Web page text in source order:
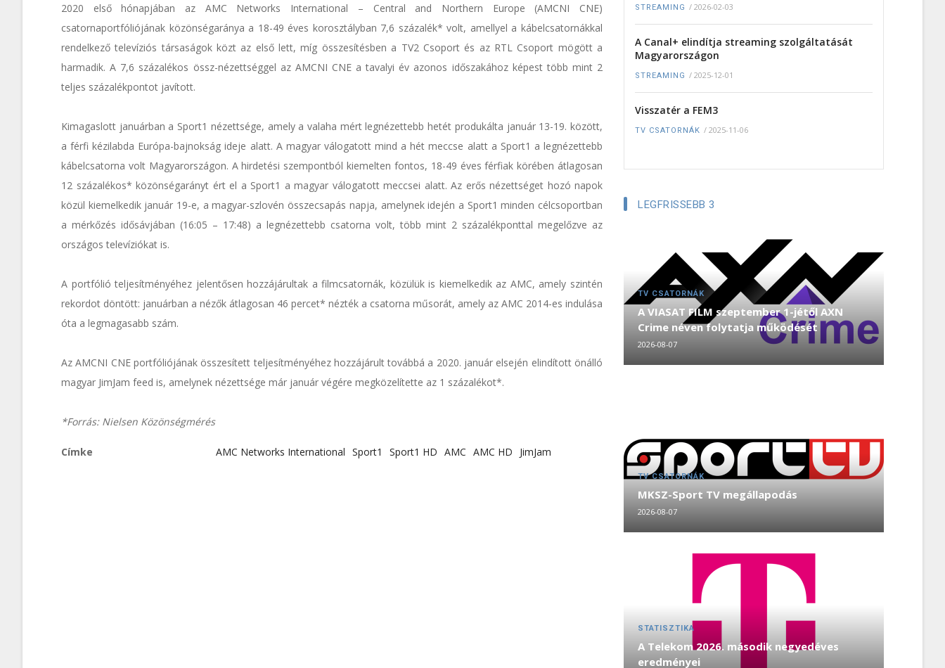
2020 első hónapjában az AMC Networks International – Central and Northern Europe (AMCNI CNE)
csatornaportfóliójának közönségaránya a 18-49 éves korosztályban 7,6 százalék* volt, amellyel a kábelcsatornákkal
rendelkező televíziós társaságok közt az első lett, míg összesítésben a TV2 Csoport és az RTL Csoport mögött a
harmadik. A 7,6 százalékos össz-nézettséggel az AMCNI CNE a tavalyi év azonos időszakához képest több mint 2
teljes százalékpontot javított.
Kimagaslott januárban a Sport1 nézettsége, amely a valaha mért legnézettebb hetét produkálta január 13-19. között,
a férfi kézilabda Európa-bajnokság ideje alatt. A magyar válogatott mind a hét meccse alatt a Sport1 a legnézettebb
kábelcsatorna volt Magyarországon. A hirdetési szempontból kiemelten fontos, 18-49 éves férfiak körében átlagosan
12 százalékos* közönségarányt ért el a Sport1 a magyar válogatott meccsei alatt. Az erős nézettséget hozó napok
közül kiemelkedik január 19-e, a magyar-szlovén összecsapás napja, amelynek idején a Sport1 minden célcsoportban
a mérkőzés idősávjában (16:05 – 17:48) a legnézettebb csatorna volt, több mint 2 százalékponttal megelőzve az
országos televíziókat is.
A portfólió teljesítményéhez jelentősen hozzájárultak a filmcsatornák, közülük is kiemelkedik az AMC, amely szintén
rekordot döntött: januárban a nézők átlagosan 46 percet* nézték a csatorna műsorát, amely az AMC 2014-es indulása
óta a legmagasabb szám.
Az AMCNI CNE portfóliójának összesített teljesítményéhez hozzájárult továbbá a 2020. január elsején elindított önálló
magyar JimJam feed is, amelynek nézettsége már január végére megközelítette az 1 százalékot*.
*Forrás: Nielsen Közönségmérés
Címke AMC Networks International Sport1 Sport1 HD AMC AMC HD JimJam
STREAMING / 2026-02-03
A Canal+ elindítja streaming szolgáltatását
Magyarországon
STREAMING / 2025-12-01
Visszatér a FEM3
TV CSATORNÁK / 2025-11-06
LEGFRISSEBB 3
TV CSATORNÁK
A VIASAT FILM szeptember 1-jétől AXN
Crime néven folytatja működését
2026-08-07
TV CSATORNÁK
MKSZ-Sport TV megállapodás
2026-08-07
STATISZTIKA
A Telekom 2026. második negyedéves
eredményei